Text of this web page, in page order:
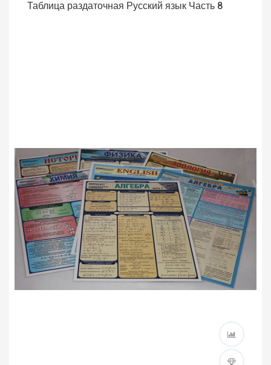
Таблица раздаточная Русский язык Часть 8